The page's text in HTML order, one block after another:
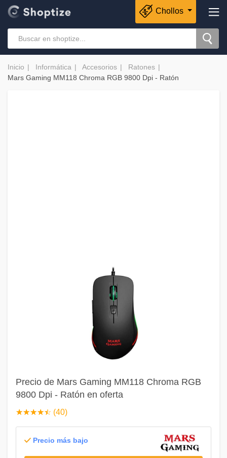
Chollos
Inicio Informática Accesorios
Ratones
Mars Gaming MM118 Chroma RGB 9800 Dpi - Ratón
Precio de Mars Gaming MM118 Chroma RGB
9800 Dpi - Ratón en oferta
☆☆☆☆☆
★★★★★ (40)
Precio más bajo